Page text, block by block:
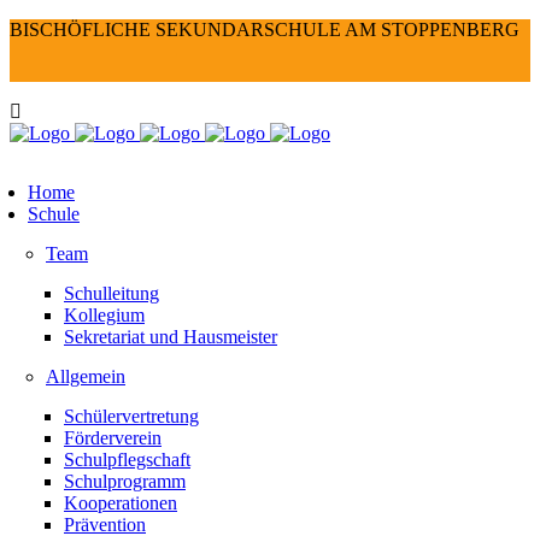
BISCHÖFLICHE SEKUNDARSCHULE AM STOPPENBERG
Home
Schule
Team
Schulleitung
Kollegium
Sekretariat und Hausmeister
Allgemein
Schülervertretung
Förderverein
Schulpflegschaft
Schulprogramm
Kooperationen
Prävention